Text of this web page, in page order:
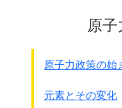
歩兵第42連隊(山
同上地区
◎西警備隊
セランゴ－ル
原
原子力政策の始
元素とその変化